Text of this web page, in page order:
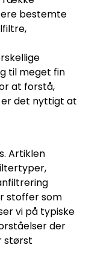
bestemte
til meget fin
at forstå,
er det nyttigt at
Artiklen
stoffer som
vi på typiske
der
størst